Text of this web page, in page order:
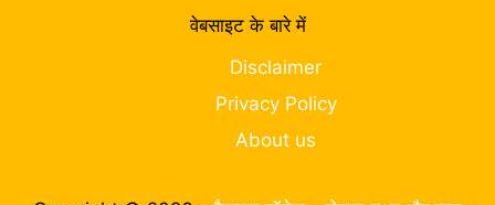
वेबसाइट के बारे में
Disclaimer
Privacy Policy
About us